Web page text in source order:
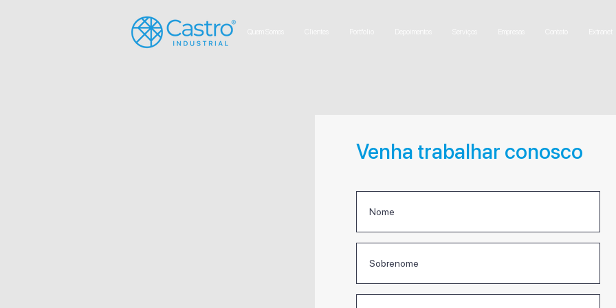
Clientes Portfolio Depoimentos Serviços Contato Extranet
Venha trabalhar conosco